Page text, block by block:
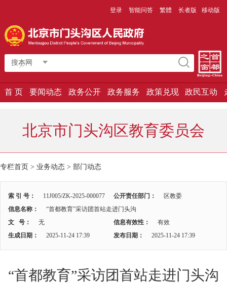
登录 智能问答 繁體 长者版 移动版
搜本网
首 页 要闻动态 政务公开 政务服务 政策兑现 政民互动
北京市门头沟区教育委员会
专栏首页 > 业务动态 > 部门动态
索 引 号： 11J005/ZK-2025-000077 公开责任部门：
区教委
信息名称：
“首都教育”采访团首站走进门头沟
文 号：
无 信息有效性：
有效
生成日期：
2025-11-24 17:39 发布日期： 2025-11-24 17:39
“首都教育”采访团首站走进门头沟